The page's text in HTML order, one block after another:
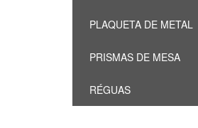
PLAQUETA DE METAL
PRISMAS DE MESA
RÉGUAS